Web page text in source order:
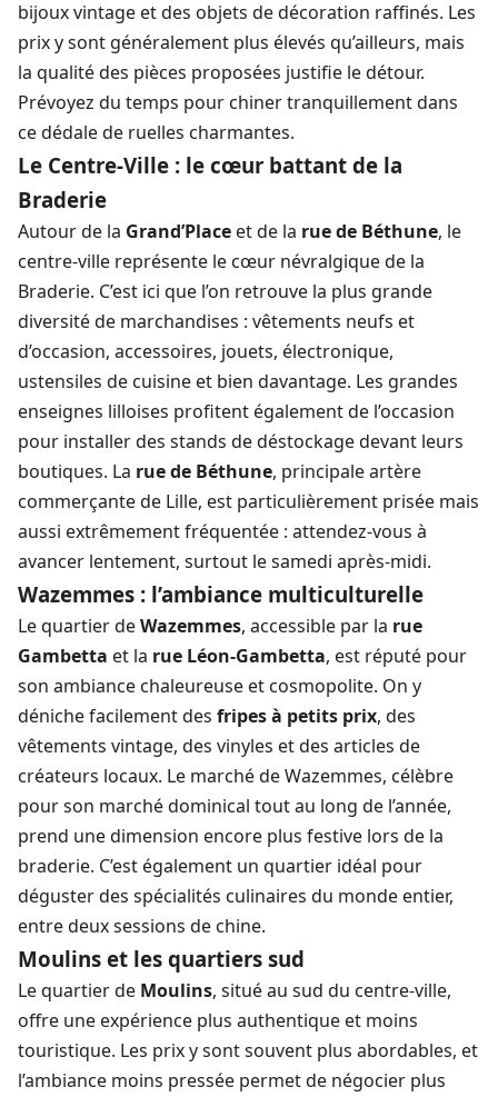
bijoux vintage et des objets de décoration raffinés. Les
prix y sont généralement plus élevés qu’ailleurs, mais
la qualité des pièces proposées justifie le détour.
Prévoyez du temps pour chiner tranquillement dans
ce dédale de ruelles charmantes.
Le Centre-Ville : le cœur battant de la
Braderie
Autour de la Grand’Place et de la rue de Béthune, le
centre-ville représente le cœur névralgique de la
Braderie. C’est ici que l’on retrouve la plus grande
diversité de marchandises : vêtements neufs et
d’occasion, accessoires, jouets, électronique,
ustensiles de cuisine et bien davantage. Les grandes
enseignes lilloises profitent également de l’occasion
pour installer des stands de déstockage devant leurs
boutiques. La rue de Béthune, principale artère
commerçante de Lille, est particulièrement prisée mais
aussi extrêmement fréquentée : attendez-vous à
avancer lentement, surtout le samedi après-midi.
Wazemmes : l’ambiance multiculturelle
Le quartier deWazemmes, accessible par la rue
Gambetta et la rue Léon-Gambetta, est réputé pour
son ambiance chaleureuse et cosmopolite. On y
déniche facilement des fripes à petits prix, des
vêtements vintage, des vinyles et des articles de
créateurs locaux. Le marché de Wazemmes, célèbre
pour son marché dominical tout au long de l’année,
prend une dimension encore plus festive lors de la
braderie. C’est également un quartier idéal pour
déguster des spécialités culinaires du monde entier,
entre deux sessions de chine.
Moulins et les quartiers sud
Le quartier de Moulins, situé au sud du centre-ville,
offre une expérience plus authentique et moins
touristique. Les prix y sont souvent plus abordables, et
l’ambiance moins pressée permet de négocier plus